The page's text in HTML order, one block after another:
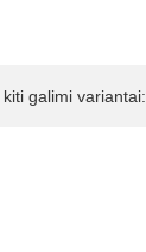
kiti galimi variantai: